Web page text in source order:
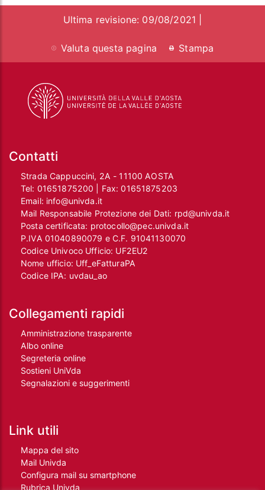
Ultima revisione: 09/08/2021 |
Valuta questa pagina Stampa
Contatti
Strada Cappuccini, 2A - 11100 AOSTA
Tel: 01651875200 | Fax:01651875203
Email: info@univda.it
Mail Responsabile Protezione dei Dati: rpd@univda.it
Posta certificata: protocollo@pec.univda.it
P.IVA 01040890079 e C.F. 91041130070
Codice Univoco Ufficio: UF2EU2
Nome ufficio: Uff_eFatturaPA
Codice IPA: uvdau_ao
Collegamenti rapidi
Amministrazione trasparente
Albo online
Segreteria online
Sostieni UniVda
Segnalazioni e suggerimenti
Link utili
Mappa del sito
Mail Univda
Configura mail su smartphone
Rubrica Univda